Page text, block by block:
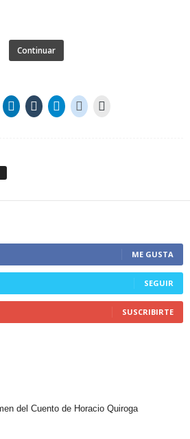
Continuar
ME GUSTA
SEGUIR
SUSCRIBIRTE
del Cuento de Horacio Quiroga